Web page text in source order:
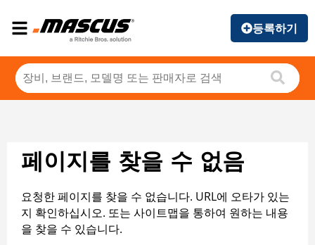
등록하기
페이지를 찾을 수 없음
요청한 페이지를 찾을 수 없습니다. URL에 오타가 있는
지 확인하십시오. 또는 사이트맵을 통하여 원하는 내용
을 찾을 수 있습니다.